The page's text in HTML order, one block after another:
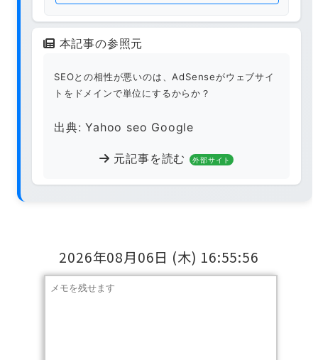
本記事の参照元
SEOとの相性が悪いのは、AdSenseがウェブサイ
トをドメインで単位にするからか？
出典: Yahoo seo Google
元記事を読む 外部サイト
2026年08月06日 (木) 16:55:57